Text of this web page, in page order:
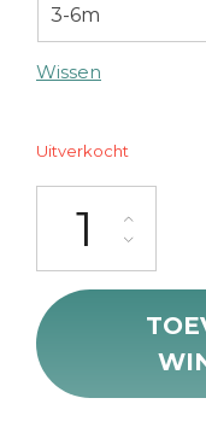
3-6m
Wissen
Uitverkocht